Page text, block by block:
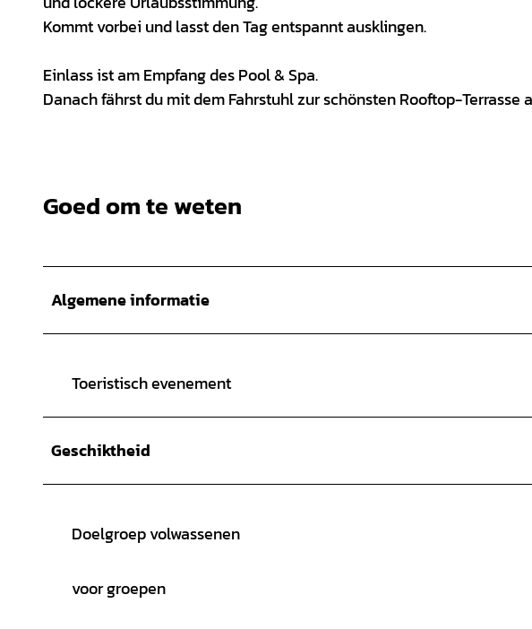
Kommt vorbei und lasst den Tag entspannt ausklingen.
Einlass ist am Empfang des Pool & Spa.
Danach fährst du mit dem Fahrstuhl zur schönsten Rooftop-Terrasse
Goed om te weten
Algemene informatie
Toeristisch evenement
Geschiktheid
Doelgroep volwassenen
voor groepen